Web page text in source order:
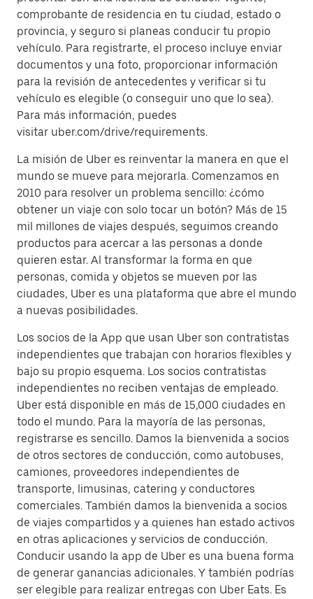
comprobante de residencia en tu ciudad, estado o
provincia, y seguro si planeas conducir tu propio
vehículo. Para registrarte, el proceso incluye enviar
documentos y una foto, proporcionar información
para la revisión de antecedentes y verificar si tu
vehículo es elegible (o conseguir uno que lo sea).
Para más información, puedes
visitar uber.com/drive/requirements.
La misión de Uber es reinventar la manera en que el
mundo se mueve para mejorarla. Comenzamos en
2010 para resolver un problema sencillo: ¿cómo
obtener un viaje con solo tocar un botón? Más de 15
mil millones de viajes después, seguimos creando
productos para acercar a las personas a donde
quieren estar. Al transformar la forma en que
personas, comida y objetos se mueven por las
ciudades, Uber es una plataforma que abre el mundo
a nuevas posibilidades.
Los socios de la App que usan Uber son contratistas
independientes que trabajan con horarios flexibles y
bajo su propio esquema. Los socios contratistas
independientes no reciben ventajas de empleado.
Uber está disponible en más de 15,000 ciudades en
todo el mundo. Para la mayoría de las personas,
registrarse es sencillo. Damos la bienvenida a socios
de otros sectores de conducción, como autobuses,
camiones, proveedores independientes de
transporte, limusinas, catering y conductores
comerciales. También damos la bienvenida a socios
de viajes compartidos y a quienes han estado activos
en otras aplicaciones y servicios de conducción.
Conducir usando la app de Uber es una buena forma
de generar ganancias adicionales. Y también podrías
ser elegible para realizar entregas con Uber Eats. Es